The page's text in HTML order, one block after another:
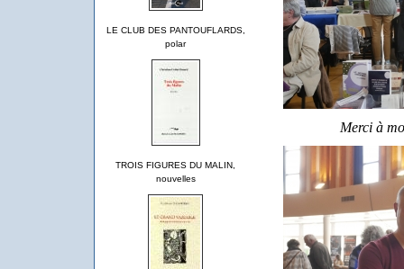
LE CLUB DES PANTOUFLARDS,
polar
TROIS FIGURES DU MALIN,
nouvelles
Merci à